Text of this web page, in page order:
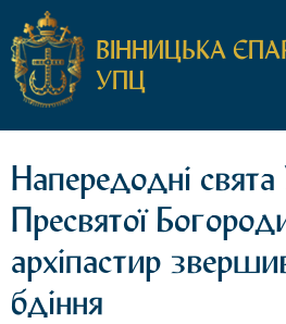
ВІННИЦЬКА
УПЦ
Напередодні свята
Пресвятої
архіпастир
бдіння